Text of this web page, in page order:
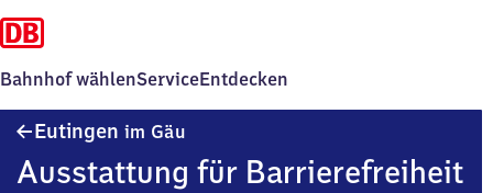
Bahnhof wählenServiceEntdecken
Eutingen im GäuEutingen
Ausstattung für Barrierefreiheit